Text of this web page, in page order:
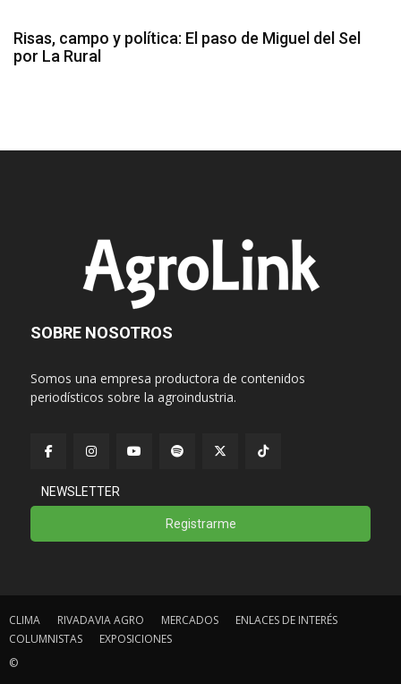
Risas, campo y política: El paso de Miguel del Sel
por La Rural
SOBRE NOSOTROS
Somos una empresa productora de contenidos
periodísticos sobre la agroindustria.
NEWSLETTER
Registrarme
CLIMA RIVADAVIA AGRO MERCADOS
ENLACES DE INTERÉS
COLUMNISTAS
EXPOSICIONES
©